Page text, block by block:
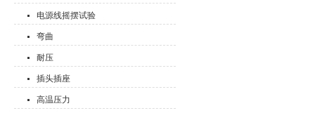
电源线摇摆试验
弯曲
耐压
插头插座
高温压力